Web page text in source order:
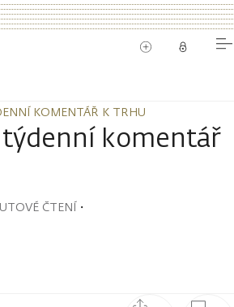
KOMENTÁŘ K TRHU
KOMENTÁŘ K TRHU
týdenní komentář
ČTENÍ・